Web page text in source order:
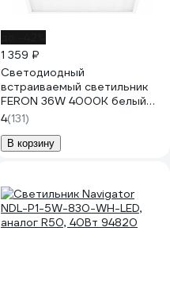
1 359 ₽
Светодиодный
встраиваемый светильник
FERON 36W 4000K белый
AL2115 21084
4(131)
В корзину